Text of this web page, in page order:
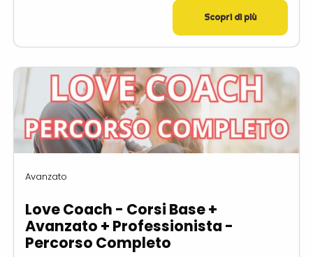
Scopri di più
Avanzato
Love Coach - Corsi Base +
Avanzato + Professionista -
Percorso Completo